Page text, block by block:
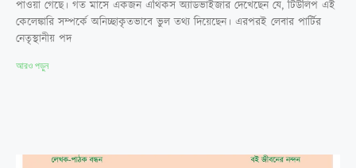
পাওয়া গেছে। গত মাসে একজন এথিকস অ্যাডভাইজার দেখেছেন যে, টিউলিপ এই
কেলেঙ্কারি সম্পর্কে অনিচ্ছাকৃতভাবে ভুল তথ্য দিয়েছেন। এরপরই লেবার পার্টির
নেতৃস্থানীয় পদ
আরও পড়ুন